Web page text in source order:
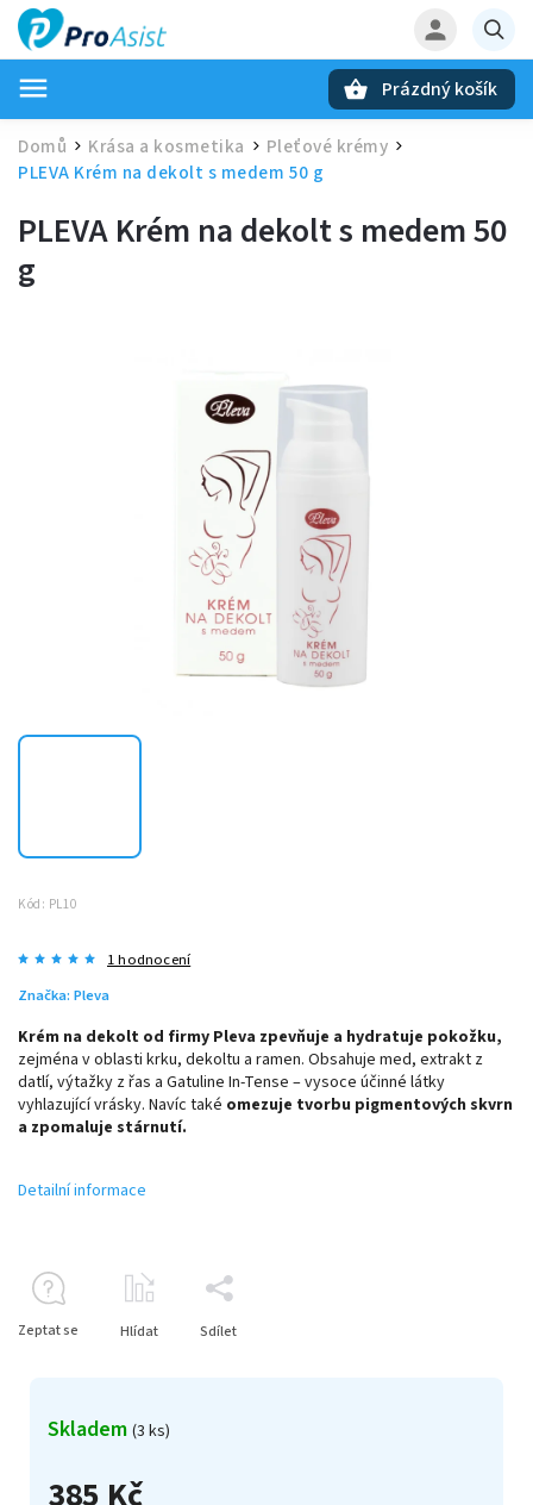
Prázdný košík
Domů / Krása a kosmetika / Pleťové krémy /
PLEVA Krém na dekolt s medem 50 g
PLEVA Krém na dekolt s medem 50
g
Kód: PL10
1 hodnocení
Značka: Pleva
385 Kč
Skladem (3 ks)
Krém na dekolt od firmy Pleva zpevňuje a hydratuje pokožku,
zejména v oblasti krku, dekoltu a ramen. Obsahuje med, extrakt z
datlí, výtažky z řas a Gatuline In-Tense – vysoce účinné látky
vyhlazující vrásky. Navíc také omezuje tvorbu pigmentových skvrn
a zpomaluje stárnutí.
Detailní informace
Zeptat se Hlídat Sdílet